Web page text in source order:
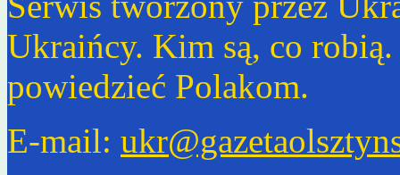
Ukraińcy. Kim są, co
powiedzieć Polakom.
E-mail: